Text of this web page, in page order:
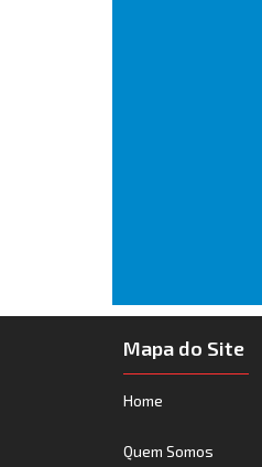
Mapa do Site
Home
Quem Somos